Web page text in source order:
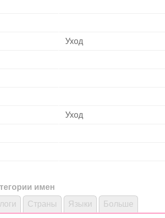
Уход
Уход
имен
Страны Языки Больше